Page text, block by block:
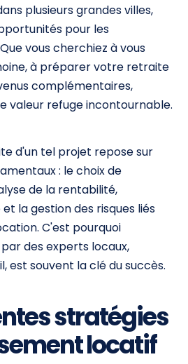
plusieurs grandes villes,
pour les
vous cherchiez à vous
à préparer votre retraite
complémentaires,
valeur refuge incontournable.
d'un tel projet repose sur
: le choix de
de la rentabilité,
la gestion des risques liés
C'est pourquoi
des experts locaux,
est souvent la clé du succès.
stratégies
locatif